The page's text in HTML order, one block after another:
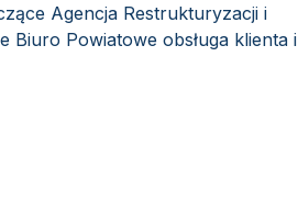
Agencja Restrukturyzacji i
Biuro Powiatowe obsługa klienta i